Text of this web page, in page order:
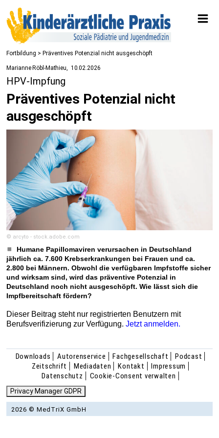
Fortbildung > Präventives Potenzial nicht ausgeschöpft
Marianne Röbl-Mathieu 10.02.2026
HPV-Impfung
Präventives Potenzial nicht
ausgeschöpft
© arcyto - stock.adobe.com
Humane Papillomaviren verursachen in Deutschland
jährlich ca. 7.600 Krebserkrankungen bei Frauen und ca.
2.800 bei Männern. Obwohl die verfügbaren Impfstoffe sicher
und wirksam sind, wird das präventive Potenzial in
Deutschland noch nicht ausgeschöpft. Wie lässt sich die
Impfbereitschaft fördern?
Dieser Beitrag steht nur registrierten Benutzern mit
Berufsverifizierung zur Verfügung.Jetzt anmelden.
Downloads Autorenservice Fachgesellschaft
Podcast
Zeitschrift
Mediadaten Kontakt
Impressum
Datenschutz
Cookie-Consent verwalten
Privacy Manager GDPR
2026 © MedTriX GmbH